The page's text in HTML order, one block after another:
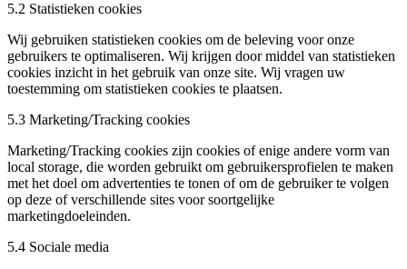
5.2 Statistieken cookies
Wij gebruiken statistieken cookies om de beleving voor onze
gebruikers te optimaliseren. Wij krijgen door middel van statistieken
cookies inzicht in het gebruik van onze site. Wij vragen uw
toestemming om statistieken cookies te plaatsen.
5.3 Marketing/Tracking cookies
Marketing/Tracking cookies zijn cookies of enige andere vorm van
local storage, die worden gebruikt om gebruikersprofielen te maken
met het doel om advertenties te tonen of om de gebruiker te volgen
op deze of verschillende sites voor soortgelijke
marketingdoeleinden.
5.4 Sociale media